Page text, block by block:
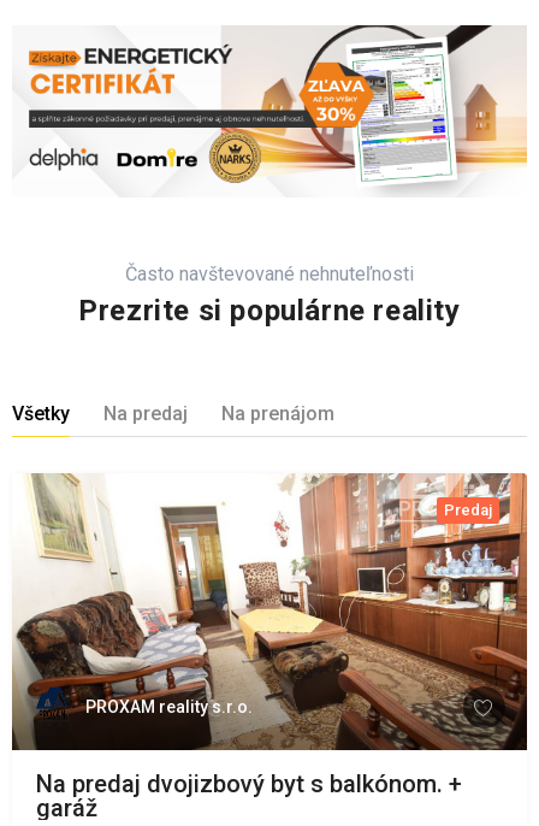
Často navštevované nehnuteľnosti
Prezrite si populárne reality
Všetky Na predaj Na prenájom
Predaj
PROXAM reality s.r.o.
Na predaj dvojizbový byt s balkónom. +
garáž